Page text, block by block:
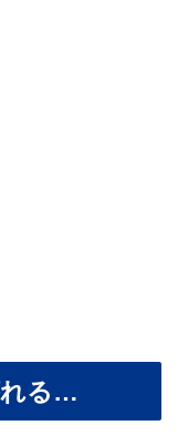
れる…